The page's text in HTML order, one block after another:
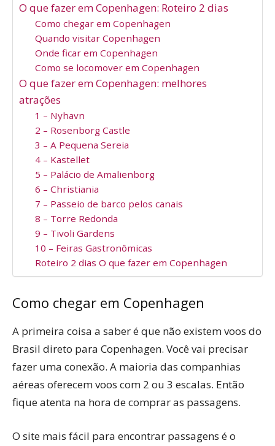
O que fazer em Copenhagen: Roteiro 2 dias
Como chegar em Copenhagen
Quando visitar Copenhagen
Onde ficar em Copenhagen
Como se locomover em Copenhagen
O que fazer em Copenhagen: melhores
atrações
1 – Nyhavn
2 – Rosenborg Castle
3 – A Pequena Sereia
4 – Kastellet
5 – Palácio de Amalienborg
6 – Christiania
7 – Passeio de barco pelos canais
8 – Torre Redonda
9 – Tivoli Gardens
10 – Feiras Gastronômicas
Roteiro 2 dias O que fazer em Copenhagen
Como chegar em Copenhagen
A primeira coisa a saber é que não existem voos do
Brasil direto para Copenhagen. Você vai precisar
fazer uma conexão. A maioria das companhias
aéreas oferecem voos com 2 ou 3 escalas. Então
fique atenta na hora de comprar as passagens.
O site mais fácil para encontrar passagens é o